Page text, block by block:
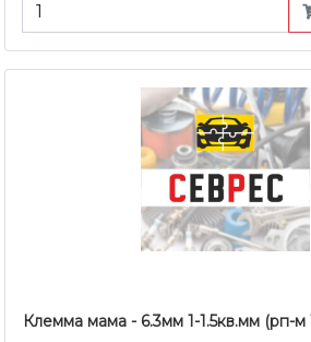
Клемма мама - 6.3мм 1-1.5кв.мм (рп-м